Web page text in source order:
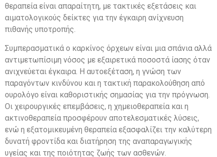
θεραπεία είναι απαραίτητη, με τακτικές εξετάσεις και
αιματολογικούς δείκτες για την έγκαιρη ανίχνευση
πιθανής υποτροπής.
Συμπερασματικά ο καρκίνος όρχεων είναι μια σπάνια αλλά
αντιμετωπίσιμη νόσος με εξαιρετικά ποσοστά ίασης όταν
ανιχνεύεται έγκαιρα. Η αυτοεξέταση, η γνώση των
παραγόντων κινδύνου και η τακτική παρακολούθηση από
ουρολόγο είναι καθοριστικής σημασίας για την πρόγνωση.
Οι χειρουργικές επεμβάσεις, η χημειοθεραπεία και η
ακτινοθεραπεία προσφέρουν αποτελεσματικές λύσεις,
ενώ η εξατομικευμένη θεραπεία εξασφαλίζει την καλύτερη
δυνατή φροντίδα και διατήρηση της αναπαραγωγικής
υγείας και της ποιότητας ζωής των ασθενών.